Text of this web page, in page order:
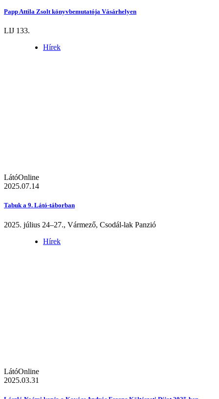
Papp Attila Zsolt könyvbemutatója Vásárhelyen
LIJ 133.
Hírek
LátóOnline
2025.07.14
Tabuk a 9. Látó-táborban
2025. július 24–27., Vármező, Csodál-lak Panzió
Hírek
LátóOnline
2025.03.31